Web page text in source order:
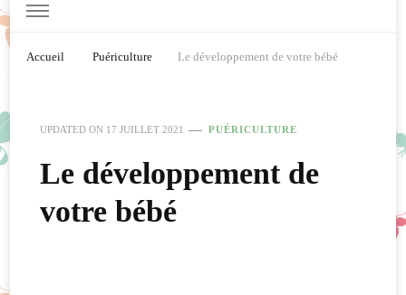
Accueil Puériculture Le développement de votre bébé
UPDATED ON 17 JUILLET 2021 PUÉRICULTURE
Le développement de
votre bébé